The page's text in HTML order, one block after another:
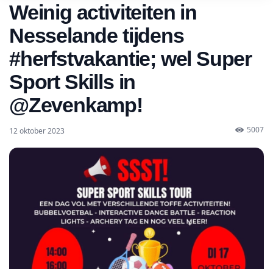
Weinig activiteiten in
Nesselande tijdens
#herfstvakantie; wel Super
Sport Skills in
@Zevenkamp!
12 oktober 2023 5007